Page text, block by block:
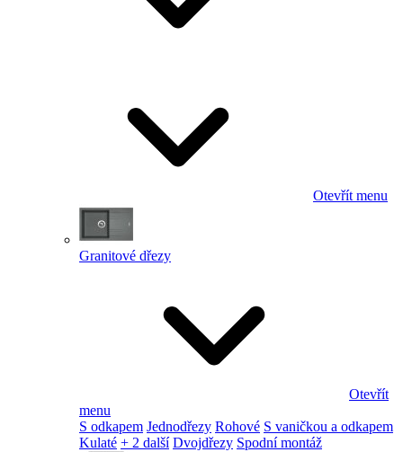
Otevřít menu
Granitové dřezy
Otevřít
menu
S odkapem Jednodřezy Rohové S vaničkou a odkapem
Kulaté + 2 další Dvojdřezy Spodní montáž